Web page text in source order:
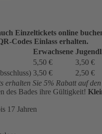
Einzeltickets online
Codes Einlass erhalten.
Erwachsene
5,50 €
3,50 €
3,50 €
2,50 €
erhalten Sie 5% Rabatt auf
des Bades ihre Gültigkeit!
17 Jahren